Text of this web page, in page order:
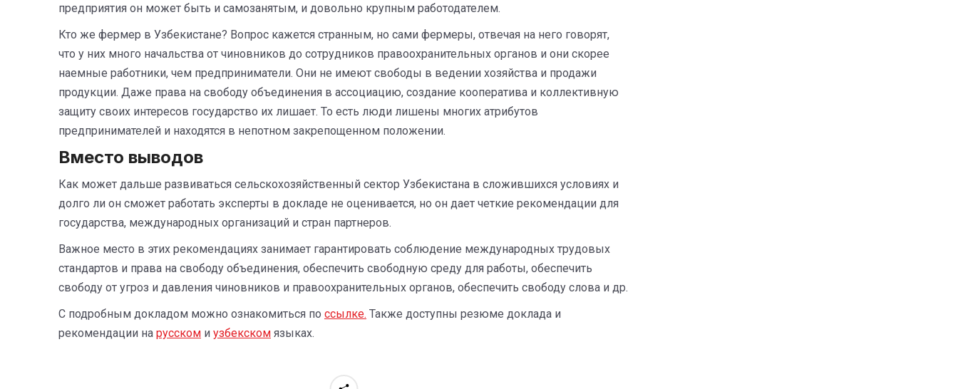
предприятия он может быть и самозанятым, и довольно крупным работодателем.
Кто же фермер в Узбекистане? Вопрос кажется странным, но сами фермеры, отвечая на него говорят,
что у них много начальства от чиновников до сотрудников правоохранительных органов и они скорее
наемные работники, чем предприниматели. Они не имеют свободы в ведении хозяйства и продажи
продукции. Даже права на свободу объединения в ассоциацию, создание кооператива и коллективную
защиту своих интересов государство их лишает. То есть люди лишены многих атрибутов
предпринимателей и находятся в непотном закрепощенном положении.
Вместо выводов
Как может дальше развиваться сельскохозяйственный сектор Узбекистана в сложившихся условиях и
долго ли он сможет работать эксперты в докладе не оценивается, но он дает четкие рекомендации для
государства, международных организаций и стран партнеров.
Важное место в этих рекомендациях занимает гарантировать соблюдение международных трудовых
стандартов и права на свободу объединения, обеспечить свободную среду для работы, обеспечить
свободу от угроз и давления чиновников и правоохранительных органов, обеспечить свободу слова и др.
С подробным докладом можно ознакомиться по ссылке. Также доступны резюме доклада и
рекомендации на русском и узбекском языках.